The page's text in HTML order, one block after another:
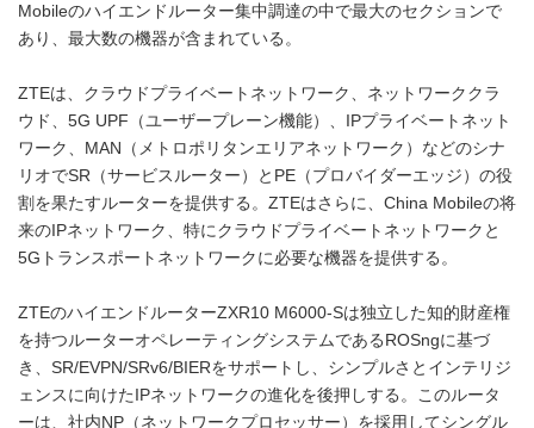
Mobileのハイエンドルーター集中調達の中で最大のセクションで
あり、最大数の機器が含まれている。
ZTEは、クラウドプライベートネットワーク、ネットワーククラ
ウド、5G UPF（ユーザープレーン機能）、IPプライベートネット
ワーク、MAN（メトロポリタンエリアネットワーク）などのシナ
リオでSR（サービスルーター）とPE（プロバイダーエッジ）の役
割を果たすルーターを提供する。ZTEはさらに、China Mobileの将
来のIPネットワーク、特にクラウドプライベートネットワークと
5Gトランスポートネットワークに必要な機器を提供する。
ZTEのハイエンドルーターZXR10 M6000-Sは独立した知的財産権
を持つルーターオペレーティングシステムであるROSngに基づ
き、SR/EVPN/SRv6/BIERをサポートし、シンプルさとインテリジ
ェンスに向けたIPネットワークの進化を後押しする。このルータ
ーは、社内NP（ネットワークプロセッサー）を採用してシングル